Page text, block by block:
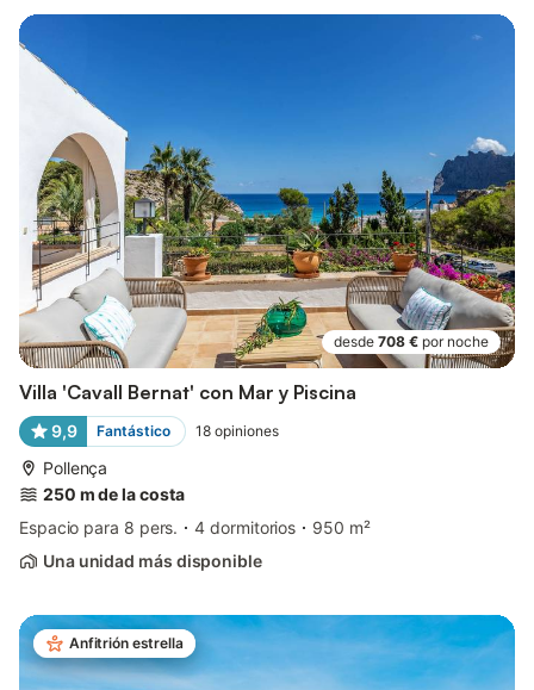
desde 708 € por noche
Villa 'Cavall Bernat' con Mar y Piscina
9,9 Fantástico 18 opiniones
Pollença
250 m de la costa
Espacio para 8 pers.
4 dormitorios
950 m²
Una unidad más disponible
Anfitrión estrella